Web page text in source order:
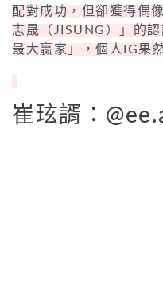
配對成功，但卻獲得偶
志晟（JISUNG）」的
最大贏家」，個人IG果
崔玹諝：